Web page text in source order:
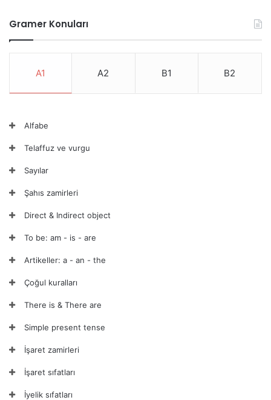
Gramer Konuları
A1 A2 B1 B2
Alfabe
Telaffuz ve vurgu
Sayılar
Şahıs zamirleri
Direct & Indirect object
To be: am - is - are
Artikeller: a - an - the
Çoğul kuralları
There is & There are
Simple present tense
İşaret zamirleri
İşaret sıfatları
İyelik sıfatları